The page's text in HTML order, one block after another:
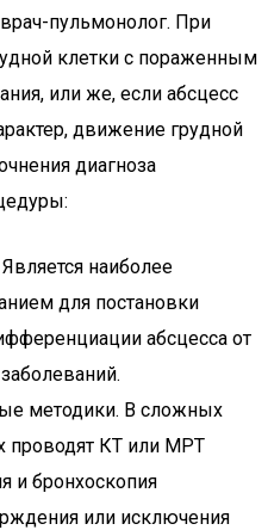
пульмонолог. При
клетки с пораженным
или же, если абсцесс
движение грудной
диагноза
наиболее
для постановки
абсцесса от
методики. В сложных
проводят КТ или МРТ
и бронхоскопия
или исключения